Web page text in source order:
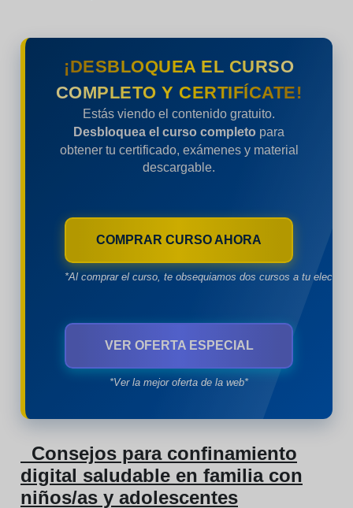
¡DESBLOQUEA EL CURSO
COMPLETO Y CERTIFÍCATE!
Estás viendo el contenido gratuito.
Desbloquea el curso completo para
obtener tu certificado, exámenes y material
descargable.
COMPRAR CURSO AHORA
*Al comprar el curso, te obsequiamos dos cursos a tu
VER OFERTA ESPECIAL
*Ver la mejor oferta de la web*
Consejos para confinamiento
digital saludable en familia con
niños/as y adolescentes